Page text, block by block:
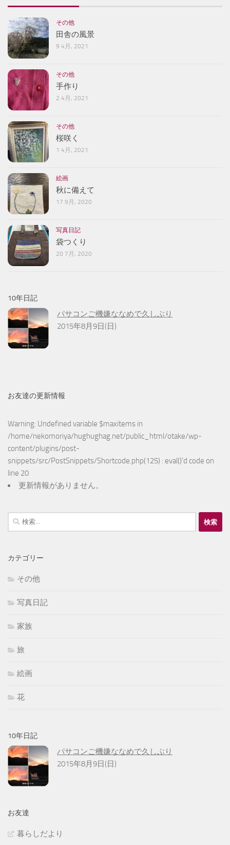
その他
田舎の風景
9 4月, 2021
その他
手作り
2 4月, 2021
その他
桜咲く
1 4月, 2021
絵画
秋に備えて
17 9月, 2020
写真日記
袋つくり
20 7月, 2020
10年日記
パサコンご機嫌ななめで久しぶり
2015年8月9日(日)
お友達の更新情報
Warning: Undefined variable $maxitems in
/home/nekomoriya/hughughag.net/public_html/otake/wp-
content/plugins/post-
snippets/src/PostSnippets/Shortcode.php(125) : eval()'d code on
line 20
更新情報がありません。
検
索:
カテゴリー
その他
写真日記
家族
旅
絵画
花
10年日記
パサコンご機嫌ななめで久しぶり
2015年8月9日(日)
お友達
暮らしだより